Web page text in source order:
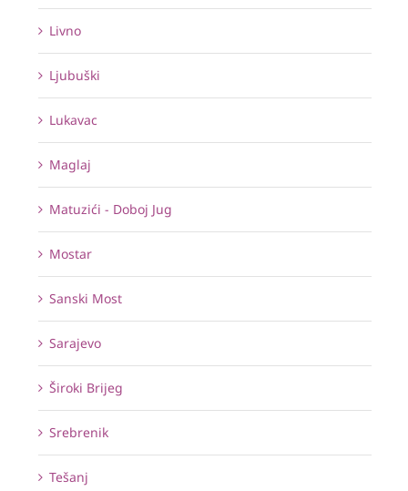
Livno
Ljubuški
Lukavac
Maglaj
Matuzići - Doboj Jug
Mostar
Sanski Most
Sarajevo
Široki Brijeg
Srebrenik
Tešanj